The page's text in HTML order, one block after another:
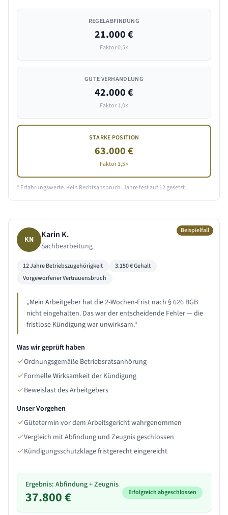
REGELABFINDUNG
21.000 €
Faktor 0,5×
GUTE VERHANDLUNG
42.000 €
Faktor 1,0×
STARKE POSITION
63.000 €
Faktor 1,5×
* Erfahrungswerte. Kein Rechtsanspruch. Jahre fest auf12gesetzt.
Beispielfall
KN Karin K.
Sachbearbeitung
12 JahreBetriebszugehörigkeit 3.150€ Gehalt
Vorgeworfener Vertrauensbruch
„Mein Arbeitgeber hat die 2-Wochen-Frist nach § 626 BGB
nicht eingehalten. Das war der entscheidende Fehler — die
fristlose Kündigung war unwirksam.“
Was wir geprüft haben
Ordnungsgemäße Betriebsratsanhörung
Formelle Wirksamkeit der Kündigung
Beweislast des Arbeitgebers
Unser Vorgehen
Gütetermin vor dem Arbeitsgericht wahrgenommen
Vergleich mit Abfindung und Zeugnis geschlossen
Kündigungsschutzklage fristgerecht eingereicht
Ergebnis: Abfindung + Zeugnis
37.800 € Erfolgreich abgeschlossen